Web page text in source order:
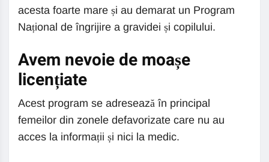
acesta foarte mare și au demarat un Program
Național de îngrijire a gravidei și copilului.
Avem nevoie de moașe
licențiate
Acest program se adresează în principal
femeilor din zonele defavorizate care nu au
acces la informații și nici la medic.